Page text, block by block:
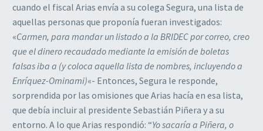
cuando el fiscal Arias envía a su colega Segura, una lista de
aquellas personas que proponía fueran investigados:
«Carmen, para mandar un listado a la BRIDEC por correo, creo
que el dinero recaudado mediante la emisión de boletas
falsas iba a (y coloca aquella lista de nombres, incluyendo a
Enríquez-Ominami)«- Entonces, Segura le responde,
sorprendida por las omisiones que Arias hacía en esa lista,
que debía incluir al presidente Sebastián Piñera y a su
entorno. A lo que Arias respondió: “Yo sacaría a Piñera, o